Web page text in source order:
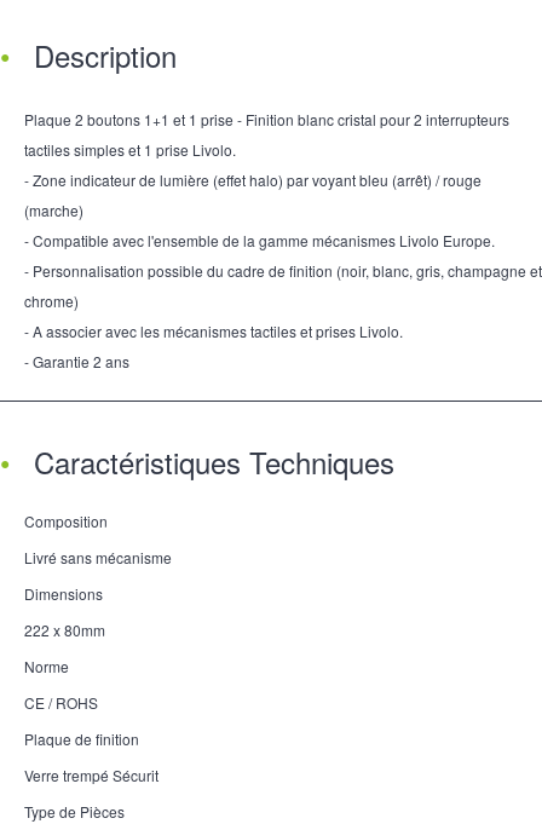
Description
Plaque 2 boutons 1+1 et 1 prise - Finition blanc cristal pour 2 interrupteurs
tactiles simples et 1 prise Livolo.
- Zone indicateur de lumière (effet halo) par voyant bleu (arrêt) / rouge
(marche)
- Compatible avec l'ensemble de la gamme mécanismes Livolo Europe.
- Personnalisation possible du cadre de finition (noir, blanc, gris, champagne et
chrome)
- A associer avec les mécanismes tactiles et prises Livolo.
- Garantie 2 ans
Caractéristiques Techniques
Composition
Livré sans mécanisme
Dimensions
222 x 80mm
Norme
CE / ROHS
Plaque de finition
Verre trempé Sécurit
Type de Pièces